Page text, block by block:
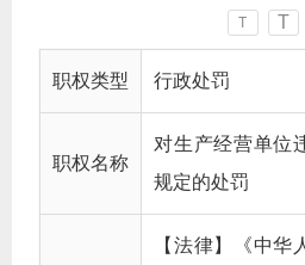
T T
职权类型 行政处罚
职权名称
对生产经营单位
规定的处罚
【法律】《中华